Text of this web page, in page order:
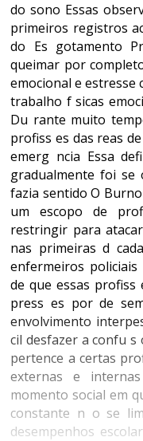
do sono Essas
primeiros registros
do Es gotamento
queimar por
emocional e estresse
trabalho f sicas
Du rante muito
profiss es das reas
emerg ncia Essa
gradualmente foi se
fazia sentido O
um escopo de
restringir para
nas primeiras d
enfermeiros
de que essas
press es por de
envolvimento
cil desfazer a confu
pertence a certas
externas e
momento social em
constante n o se
desempenhos